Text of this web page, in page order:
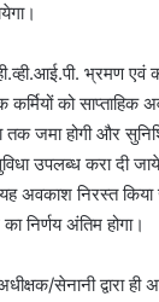
भ्रमण एवं
को साप्ताहिक
जमा होगी और
उपलब्ध करा दी
अवकाश निरस्त
निर्णय अंतिम होगा।
सेनानी द्वारा